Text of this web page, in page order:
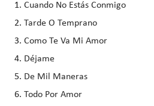
Cuando No Estás Conmigo
Tarde O Temprano
Como Te Va Mi Amor
Déjame
De Mil Maneras
Todo Por Amor